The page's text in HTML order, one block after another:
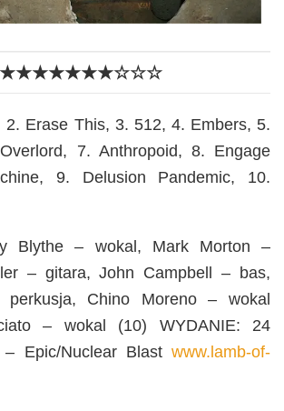
★★★★★★★☆☆☆
2. Erase This, 3. 512, 4. Embers, 5.
7. Anthropoid, 8. Engage
9. Delusion Pandemic, 10.
Blythe – wokal, Mark Morton –
– gitara, John Campbell – bas,
Chino Moreno – wokal
– wokal (10) WYDANIE: 24
Epic/Nuclear Blast www.lamb-of-